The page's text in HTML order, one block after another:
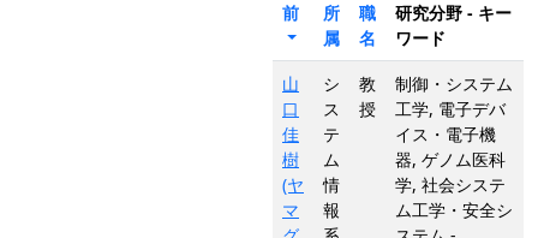
前
所
属
職
名
研究分野 - キー
ワード
山
口
佳
樹
(ヤ
マ
シ
ス
テ
ム
情
報
教
授
制御・システム
工学, 電子デバ
イス・電子機
器, ゲノム医科
学, 社会システ
ム工学・安全シ